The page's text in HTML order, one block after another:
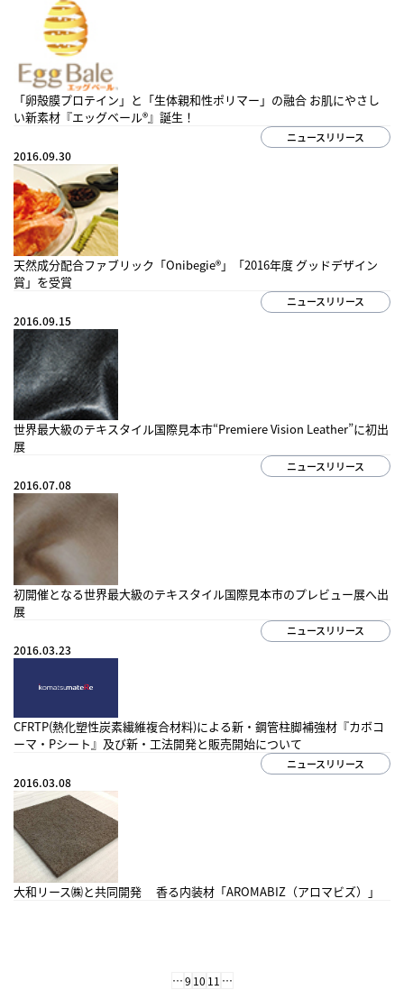
採用情報
「卵殻膜プロテイン」と「生体親和性ポリマー」の融合 お肌にやさし
い新素材『エッグベール®』誕生！
ニュースリリース
2016.09.30
天然成分配合ファブリック「Onibegie®」「2016年度 グッドデザイン
賞」を受賞
ニュースリリース
2016.09.15
世界最大級のテキスタイル国際見本市“Premiere Vision Leather”に初出
展
ニュースリリース
2016.07.08
初開催となる世界最大級のテキスタイル国際見本市のプレビュー展へ出
展
ニュースリリース
2016.03.23
CFRTP(熱化塑性炭素繊維複合材料)による新・鋼管柱脚補強材『カボコ
ーマ・Pシート』及び新・工法開発と販売開始について
ニュースリリース
2016.03.08
大和リース㈱と共同開発 香る内装材「AROMABIZ（アロマビズ）」
…9 10 11 …